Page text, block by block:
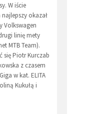
W iście
okazał
Volkswagen
linię mety
MTB Team).
się Piotr Kurczab
z czasem
w kat. ELITA
Kukułą i